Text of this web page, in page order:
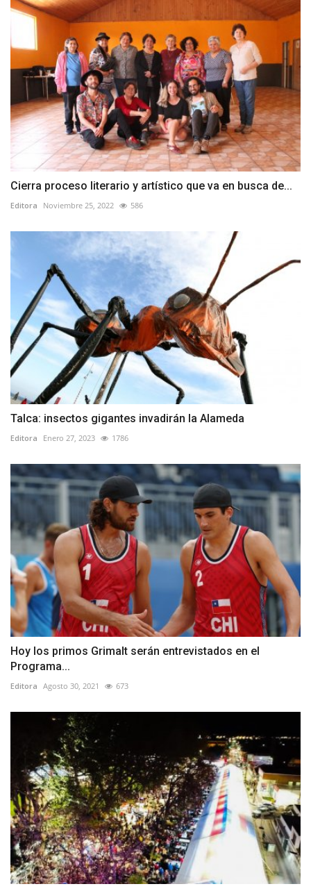
Cierra proceso literario y artístico que va en busca de...
Editora Noviembre 25, 2022 586
Talca: insectos gigantes invadirán la Alameda
Editora Enero 27, 2023 1786
Hoy los primos Grimalt serán entrevistados en el
Programa...
Editora Agosto 30, 2021 673